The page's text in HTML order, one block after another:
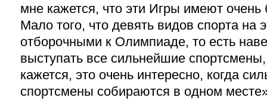
мне кажется, что эти Игры имеют
Мало того, что девять видов спорта на
отборочными к Олимпиаде, то есть
выступать все сильнейшие
кажется, это очень интересно, когда
спортсмены собираются в одном